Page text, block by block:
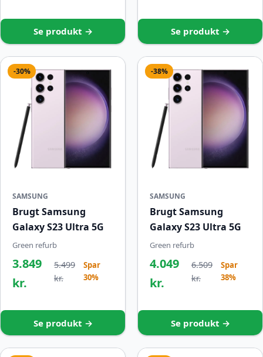
Se produkt → Se produkt →
-30%
SAMSUNG
Brugt Samsung
Galaxy S23 Ultra 5G
Green refurb
3.849
kr.
5.499
kr.
Spar
30%
Se produkt →
-38%
SAMSUNG
Brugt Samsung
Galaxy S23 Ultra 5G
Green refurb
4.049
kr.
6.509
kr.
Spar
38%
Se produkt →